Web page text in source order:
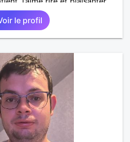
le profil